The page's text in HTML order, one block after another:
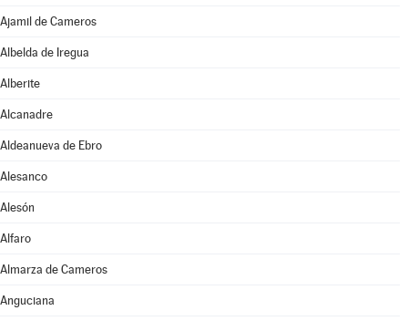
Ajamil de Cameros
Albelda de Iregua
Alberite
Alcanadre
Aldeanueva de Ebro
Alesanco
Alesón
Alfaro
Almarza de Cameros
Anguciana